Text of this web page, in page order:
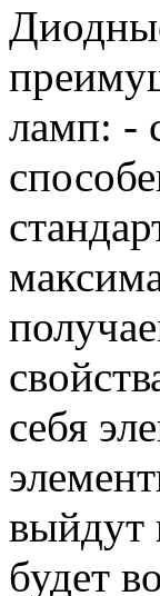
ламп: -
себя
выйдут
будет